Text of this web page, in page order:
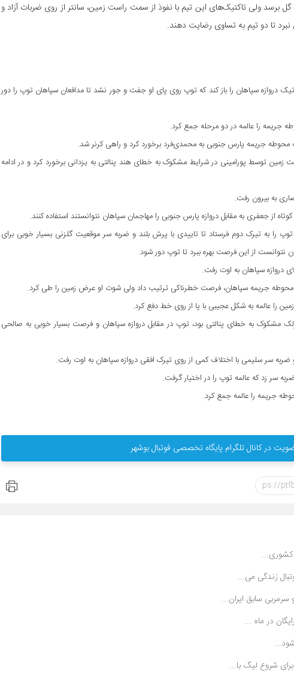
برسد ولی تاکتیک‌های این تیم با نفوذ از سمت راست زمین، سانتر از روی ضربات آزاد و
تا دو تیم به تساوی رضایت دهند.
دروازه سپاهان را باز کند که توپ روی پای او جفت و جور نشد تا مدافعان سپاهان توپ را دور
راست زمین توسط پورامینی در شرایط مشکوک به خطای هند پنالتی به یزدانی برخورد کرد و در ادامه
توپ را به تیرک دوم فرستاد تا تاییدی با پرش بلند و ضربه سر موقعیت گلزنی بسیار خوبی برای
نتوانست از این فرصت بهره ببرد تا توپ دور شود.
و سرلک مشکوک به خطای پنالتی بود، توپ در مقابل دروازه سپاهان و فرصت بسیار خوبی به صالحی
در کانال تلگرام پایگاه تخصصی فوتبال بوشهر
کشوری...
زندگی می...
سابق ایران...
در ماه ...
شروع لیگ با...